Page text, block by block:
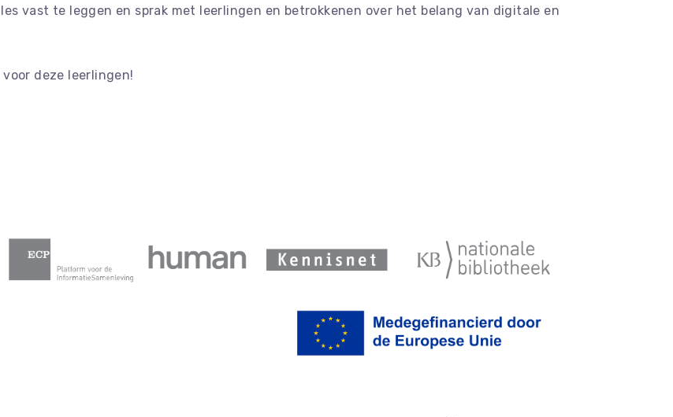
vast te leggen en sprak met leerlingen en betrokkenen over het belang van digitale en
deze leerlingen!